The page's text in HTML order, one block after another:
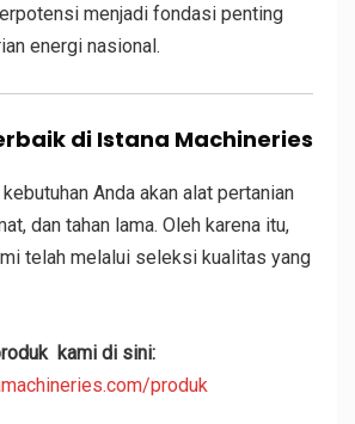
menjadi fondasi penting
energi nasional.
di Istana Machineries
Anda akan alat pertanian
dan tahan lama. Oleh karena itu,
telah melalui seleksi kualitas yang
kami di sini:
produk